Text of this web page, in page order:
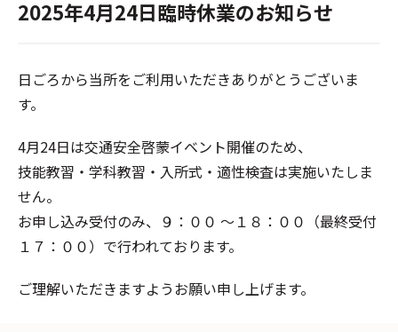
2025年4月24日臨時休業のお知らせ
日ごろから当所をご利用いただきありがとうございま
す。
4月24日は交通安全啓蒙イベント開催のため、
技能教習・学科教習・入所式・適性検査は実施いたしま
せん。
お申し込み受付のみ、９：００ 〜１８：００（最終受付
１７：００）で行われております。
ご理解いただきますようお願い申し上げます。